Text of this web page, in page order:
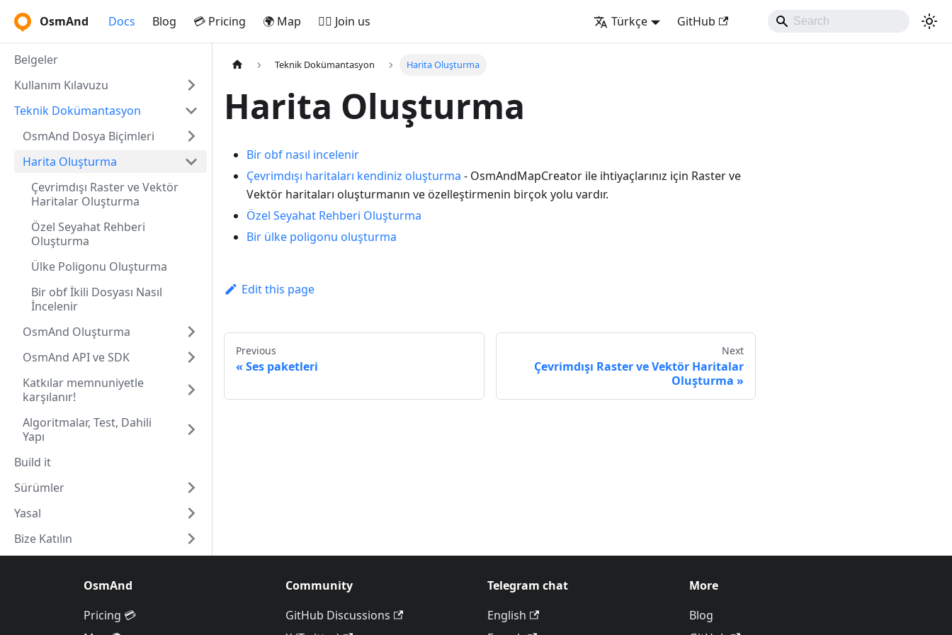
OsmAnd Docs Blog 💳 Pricing 🌍 Map 🚵‍♂️ Join us Türkçe GitHub
Belgeler
Kullanım Kılavuzu
Teknik Dokümantasyon
OsmAnd Dosya Biçimleri
Harita Oluşturma
Çevrimdışı Raster ve Vektör
Haritalar Oluşturma
Özel Seyahat Rehberi
Oluşturma
Ülke Poligonu Oluşturma
Bir obf İkili Dosyası Nasıl
İncelenir
OsmAnd Oluşturma
OsmAnd API ve SDK
Katkılar memnuniyetle
karşılanır!
Algoritmalar, Test, Dahili
Yapı
Build it
Sürümler
Yasal
Bize Katılın
Teknik Dokümantasyon Harita Oluşturma
Harita Oluşturma
Bir obf nasıl incelenir
Çevrimdışı haritaları kendiniz oluşturma - OsmAndMapCreator ile ihtiyaçlarınız için Raster ve
Vektör haritaları oluşturmanın ve özelleştirmenin birçok yolu vardır.
Özel Seyahat Rehberi Oluşturma
Bir ülke poligonu oluşturma
Edit this page
Previous
Ses paketleri
Next
Çevrimdışı Raster ve Vektör Haritalar
Oluşturma
OsmAnd
Pricing 💳
Community
GitHub Discussions
Telegram chat
English
More
Blog